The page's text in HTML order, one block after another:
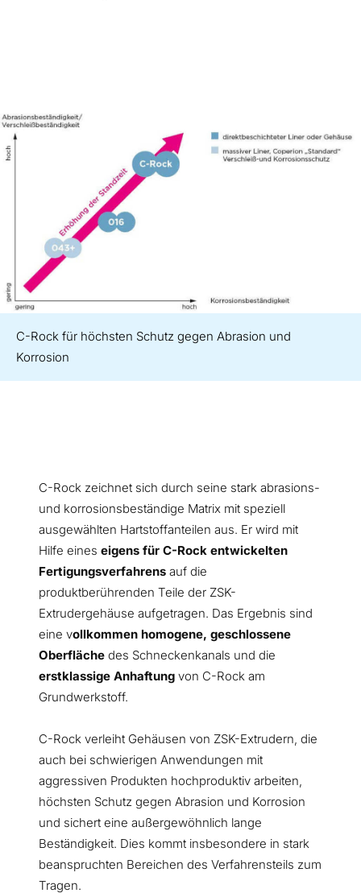
C-Rock für höchsten Schutz gegen Abrasion und
Korrosion
C-Rock zeichnet sich durch seine stark abrasions-
und korrosionsbeständige Matrix mit speziell
ausgewählten Hartstoffanteilen aus. Er wird mit
Hilfe eines eigens für C-Rock entwickelten
Fertigungsverfahrens auf die
produktberührenden Teile der ZSK-
Extrudergehäuse aufgetragen. Das Ergebnis sind
eine vollkommen homogene, geschlossene
Oberfläche des Schneckenkanals und die
erstklassige Anhaftung von C-Rock am
Grundwerkstoff.
C-Rock verleiht Gehäusen von ZSK-Extrudern, die
auch bei schwierigen Anwendungen mit
aggressiven Produkten hochproduktiv arbeiten,
höchsten Schutz gegen Abrasion und Korrosion
und sichert eine außergewöhnlich lange
Beständigkeit. Dies kommt insbesondere in stark
beanspruchten Bereichen des Verfahrensteils zum
Tragen.